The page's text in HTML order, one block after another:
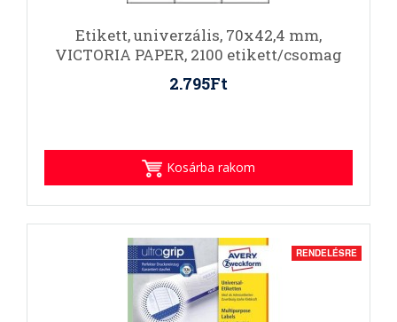
Etikett, univerzális, 70x42,4 mm,
VICTORIA PAPER, 2100 etikett/csomag
2.795Ft
Kosárba rakom
RENDELÉSRE